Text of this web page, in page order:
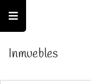
Inmuebles